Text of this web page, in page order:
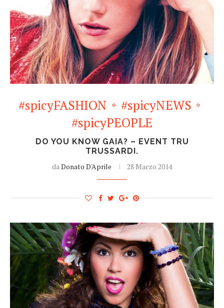
#spicyFASHION
#spicyNEWS
#spicyPEOPLE
DO YOU KNOW GAIA? – EVENT TRU
TRUSSARDI.
daDonato D'Aprile 28 Marzo 2014